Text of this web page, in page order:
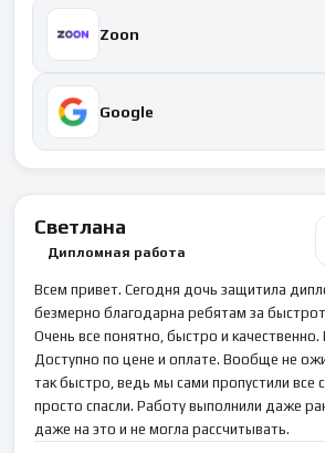
Zoon
Google
Светлана
Дипломная работа
Всем привет. Сегодня дочь защитила
безмерно благодарна ребятам за
Очень все понятно, быстро и качественно.
Доступно по цене и оплате. Вообще не
так быстро, ведь мы сами пропустили все
просто спасли. Работу выполнили даже
даже на это и не могла рассчитывать.